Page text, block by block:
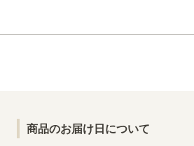
商品のお届け日について